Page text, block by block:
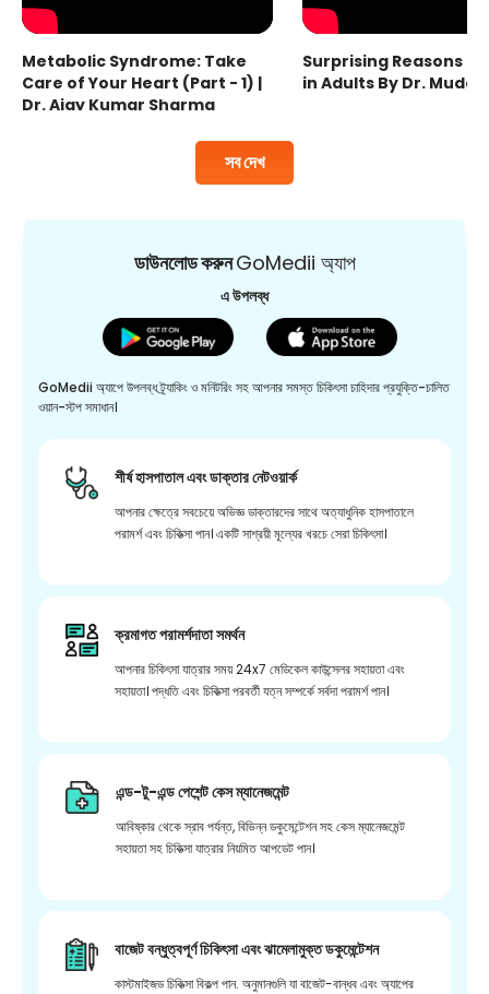
সব দেখ
Metabolic Syndrome: Take
Care of Your Heart (Part - 1) |
Dr. Ajay Kumar Sharma
Surprising Reasons
in Adults By Dr.
ডাউনলোড করুনGoMedii অ্যাপ
এ উপলব্ধ
GoMedii অ্যাপে উপলব্ধ ট্র্যাকিং ও মনিটরিং সহ আপনার সমস্ত চিকিৎসা চাহিদার প্রযুক্তি-চালিত
ওয়ান-স্টপ সমাধান।
শীর্ষ হাসপাতাল এবং ডাক্তার নেটওয়ার্ক
আপনার ক্ষেত্রে সবচেয়ে অভিজ্ঞ ডাক্তারদের সাথে অত্যাধুনিক হাসপাতালে
পরামর্শ এবং চিকিত্সা পান। একটি সাশ্রয়ী মূল্যের খরচে সেরা চিকিৎসা।
ক্রমাগত পরামর্শদাতা সমর্থন
আপনার চিকিৎসা যাত্রার সময় 24x7 মেডিকেল কাউন্সেলর সহায়তা এবং
সহায়তা। পদ্ধতি এবং চিকিত্সা পরবর্তী যত্ন সম্পর্কে সর্বদা পরামর্শ পান।
এন্ড-টু-এন্ড পেশেন্ট কেস ম্যানেজমেন্ট
আবিষ্কার থেকে স্রাব পর্যন্ত, বিভিন্ন ডকুমেন্টেশন সহ কেস ম্যানেজমেন্ট
সহায়তা সহ চিকিত্সা যাত্রার নিয়মিত আপডেট পান।
বাজেট বন্ধুত্বপূর্ণ চিকিৎসা এবং ঝামেলামুক্ত ডকুমেন্টেশন
কাস্টমাইজড চিকিত্সা বিকল্প পান. অনুমানগুলি যা বাজেট-বান্ধব এবং অ্যাপের